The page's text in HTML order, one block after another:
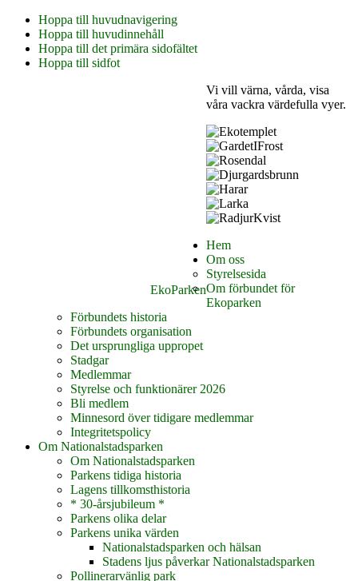
Hoppa till huvudnavigering
Hoppa till huvudinnehåll
Hoppa till det primära sidofältet
Hoppa till sidfot
EkoParken
Vi vill värna, vårda, visa
våra vackra värdefulla vyer.
Hem
Om oss
Styrelsesida
Om förbundet för
Ekoparken
Förbundets historia
Förbundets organisation
Det ursprungliga uppropet
Stadgar
Medlemmar
Styrelse och funktionärer 2026
Bli medlem
Minnesord över tidigare medlemmar
Integritetspolicy
Om Nationalstadsparken
Om Nationalstadsparken
Parkens tidiga historia
Lagens tillkomsthistoria
* 30-årsjubileum *
Parkens olika delar
Parkens unika värden
Nationalstadsparken och hälsan
Stadens ljus påverkar Nationalstadsparken
Pollinerarvänlig park